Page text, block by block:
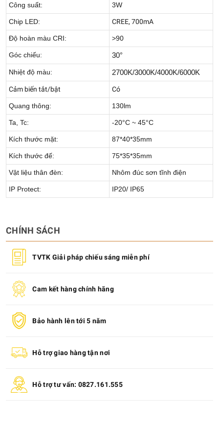
Công suất: 3W
Chip LED: CREE, 700mA
Độ hoàn màu CRI: >90
Góc chiếu: 30°
Nhiệt độ màu: 2700K/3000K/4000K/6000K
Cảm biến tắt/bật Có
Quang thông: 130lm
Ta, Tc: -20°C ~ 45°C
Kích thước mặt: 87*40*35mm
Kích thước đế: 75*35*35mm
Vật liệu thân đèn: Nhôm đúc sơn tĩnh điện
IP Protect: IP20/ IP65
CHÍNH SÁCH
TVTK Giải pháp chiếu sáng miễn phí
Cam kết hàng chính hãng
Bảo hành lên tới 5 năm
Hỗ trợ giao hàng tận nơi
Hỗ trợ tư vấn: 0827.161.555